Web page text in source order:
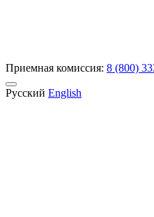
Приемная комиссия: 8 (800)
Русский English